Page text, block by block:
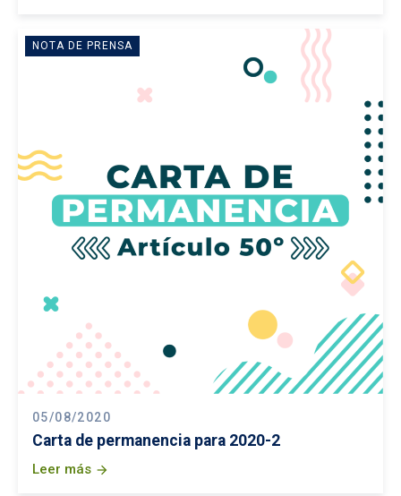
NOTA DE PRENSA
05/08/2020
Carta de permanencia para 2020-2
Leer más arrow_forward